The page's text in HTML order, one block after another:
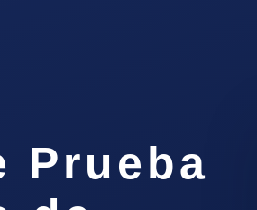
Prueba